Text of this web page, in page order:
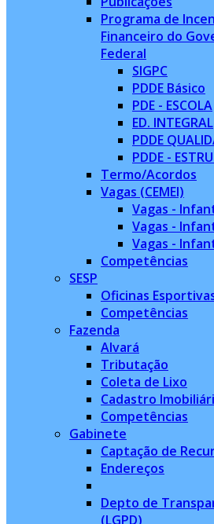
Programa de
Financeiro do
Federal
SIGPC
PDDE Básico
PDE - ESCOLA
ED. INTEGRAL
PDDE
PDDE -
Termo/Acordos
Vagas (CEMEI)
Vagas -
Vagas -
Vagas -
Competências
SESP
Oficinas
Competências
Fazenda
Alvará
Tributação
Coleta de Lixo
Cadastro
Competências
Gabinete
Captação de
Endereços
Depto de
(LGPD)